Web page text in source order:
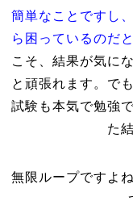
簡単なことですし
ら困っているのだ
こそ、結果が気に
と頑張れます。で
試験も本気で勉強
た
無限ループですよ